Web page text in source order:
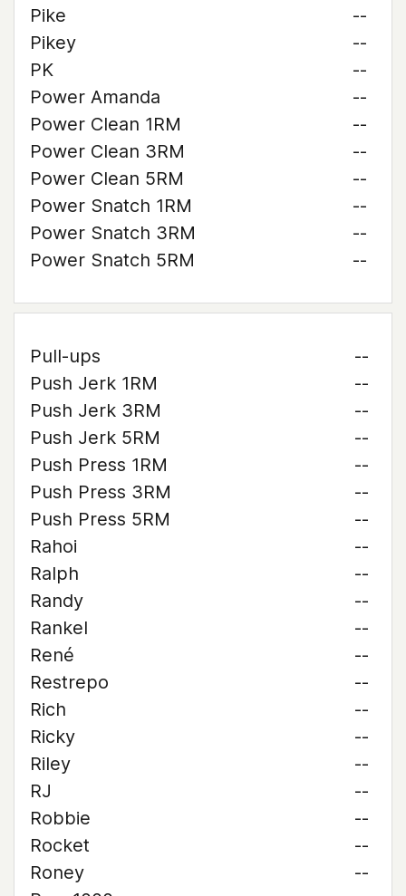
Pike
--
Pikey
--
PK
--
Power Amanda
--
Power Clean 1RM
--
Power Clean 3RM
--
Power Clean 5RM
--
Power Snatch 1RM
--
Power Snatch 3RM
--
Power Snatch 5RM
--
Pull-ups
--
Push Jerk 1RM
--
Push Jerk 3RM
--
Push Jerk 5RM
--
Push Press 1RM
--
Push Press 3RM
--
Push Press 5RM
--
Rahoi
--
Ralph
--
Randy
--
Rankel
--
René
--
Restrepo
--
Rich
--
Ricky
--
Riley
--
RJ
--
Robbie
--
Rocket
--
Roney
--